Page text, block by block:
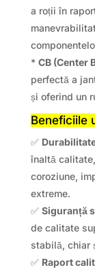
a roții în
* CB (Center
perfectă a
și oferind un
Beneficiile
✅
înaltă
coroziune,
extreme.
✅ Siguranță
de calitate
stabilă, chiar
✅ Raport